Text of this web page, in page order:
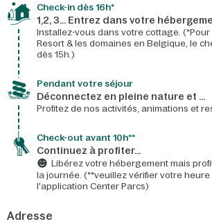
Check-in dès 16h*​
1,2, 3… Entrez dans votre
Installez-vous dans votre cottage.
Resort & les domaines en Belgique, le
dès 15h.)
Pendant votre séjour
Déconnectez en pleine nature et …
Profitez de nos activités, animations et
Check-out avant 10h**
Continuez à profiter…
Libérez votre hébergement mais
la journée. (**veuillez vérifier votre
l'application Center Parcs)
Adresse